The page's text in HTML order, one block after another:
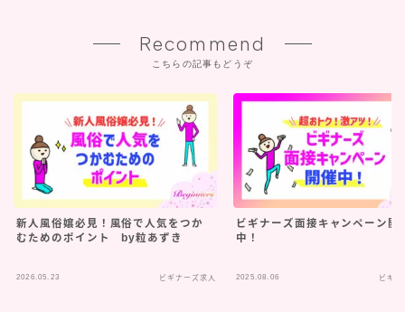
Recommend
こちらの記事もどうぞ
新人風俗嬢必見！風俗で人気をつか
むためのポイント by粒あずき
2026.05.23 ビギナーズ求人
ビギナーズ面接キャンペーン開
中！
2025.08.06 ビギ